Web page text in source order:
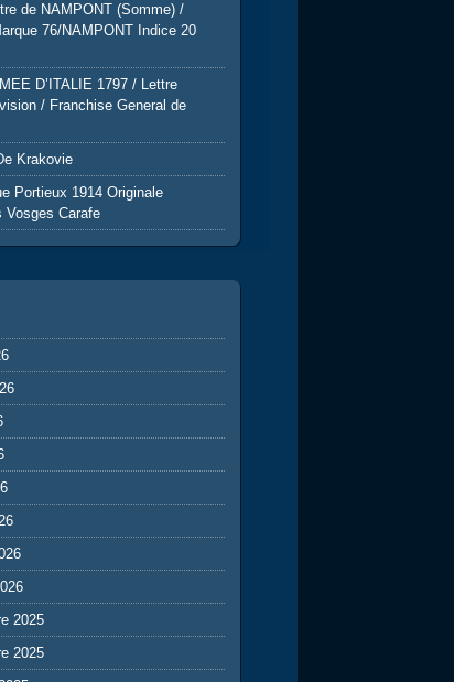
de NAMPONT (Somme) /
76/NAMPONT Indice 20
D’ITALIE 1797 / Lettre
/ Franchise General de
Krakovie
Portieux 1914 Originale
Vosges Carafe
2025
2025